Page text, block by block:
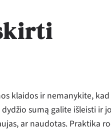
klaidos ir nemanykite,
sumą galite išleisti ir
ar naudotas. Praktika